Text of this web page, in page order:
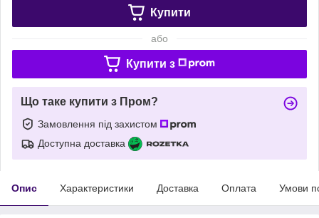
Купити
або
Купити з
Що таке купити з Пром?
Замовлення під захистом
Доступна доставка
Опис Характеристики Доставка Оплата Умови